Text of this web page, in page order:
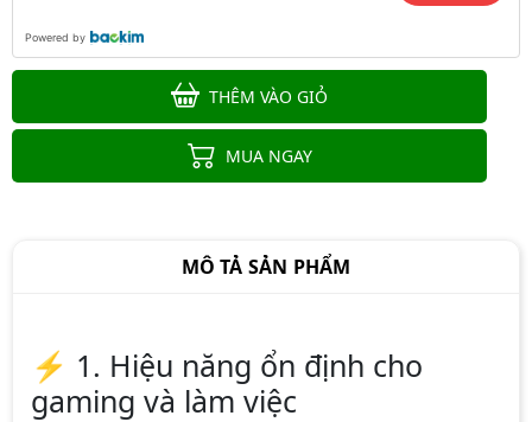
Powered by
THÊM VÀO GIỎ
MUA NGAY
MÔ TẢ SẢN PHẨM
⚡ 1. Hiệu năng ổn định cho
gaming và làm việc